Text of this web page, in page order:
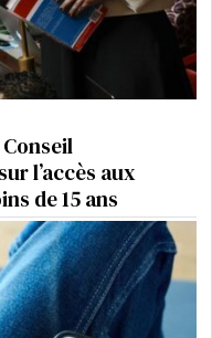
l’accès aux
de 15 ans